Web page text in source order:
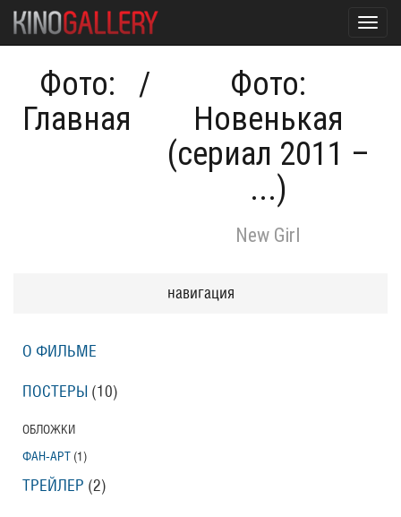
Фото:
Главная
/
Фото:
Новенькая
(сериал 2011 –
...)
New Girl
навигация
О ФИЛЬМЕ
ПОСТЕРЫ (10)
ОБЛОЖКИ
ФАН-АРТ (1)
ТРЕЙЛЕР (2)